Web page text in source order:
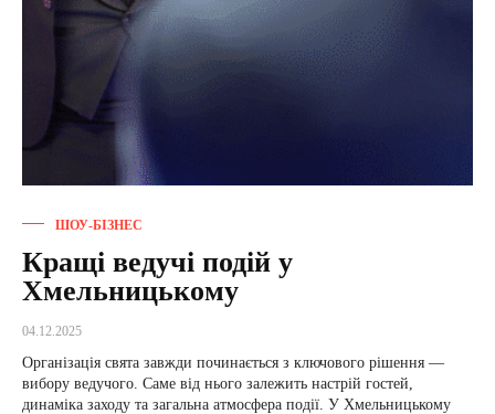
ШОУ-БІЗНЕС
Кращі ведучі подій у
Хмельницькому
04.12.2025
Організація свята завжди починається з ключового рішення —
вибору ведучого. Саме від нього залежить настрій гостей,
динаміка заходу та загальна атмосфера події. У Хмельницькому